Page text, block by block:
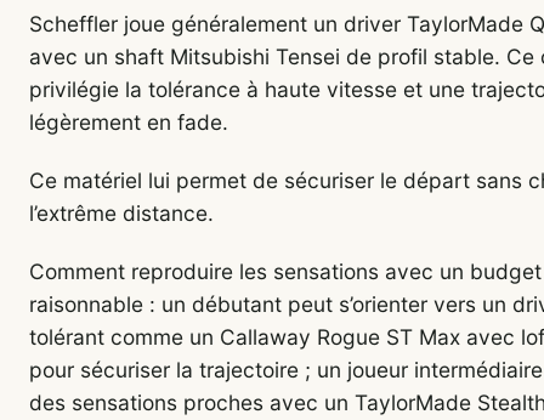
Scheffler joue généralement un driver TaylorMade
avec un shaft Mitsubishi Tensei de profil stable. Ce
privilégie la tolérance à haute vitesse et une
légèrement en fade.
Ce matériel lui permet de sécuriser le départ sans
l’extrême distance.
Comment reproduire les sensations avec un budget
raisonnable : un débutant peut s’orienter vers un
tolérant comme un Callaway Rogue ST Max avec
pour sécuriser la trajectoire ; un joueur
des sensations proches avec un TaylorMade